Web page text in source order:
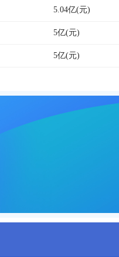
5.04亿(元)
5亿(元)
5亿(元)